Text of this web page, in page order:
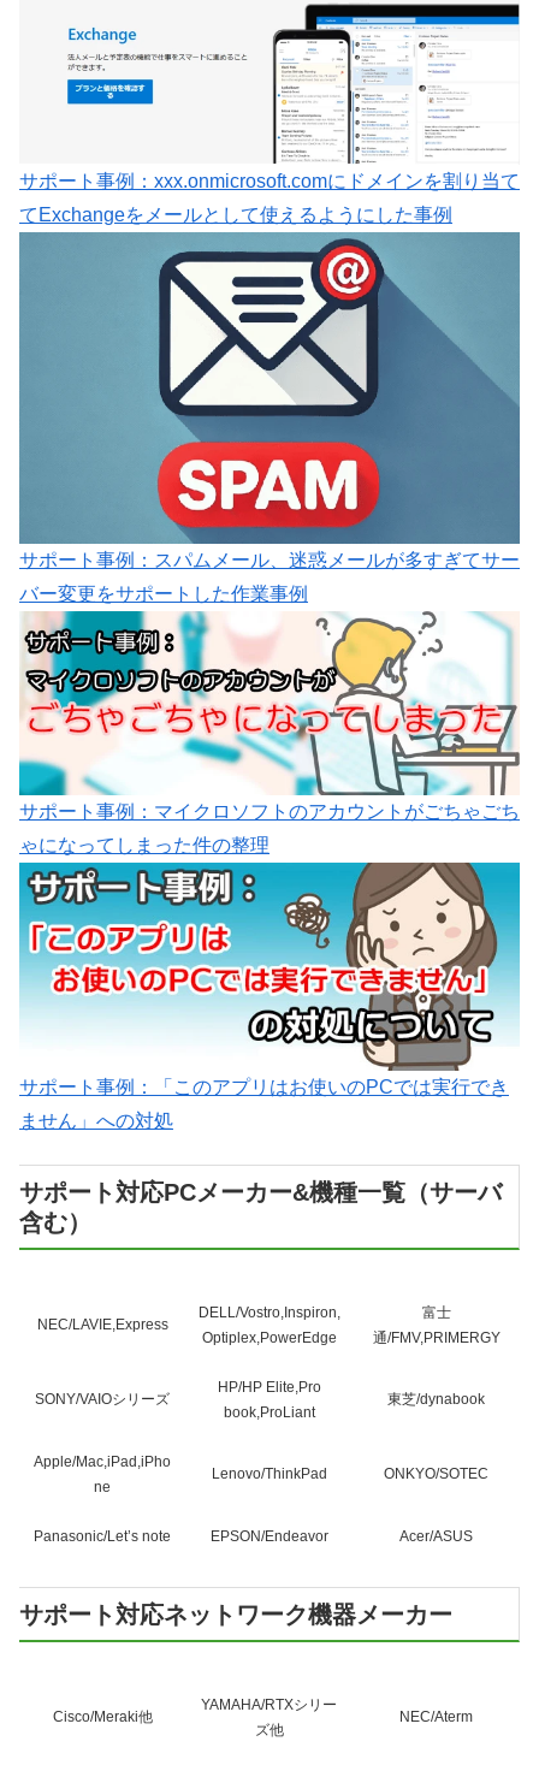
サポート事例：xxx.onmicrosoft.comにドメインを割り当て
てExchangeをメールとして使えるようにした事例
サポート事例：スパムメール、迷惑メールが多すぎてサー
バー変更をサポートした作業事例
サポート事例：マイクロソフトのアカウントがごちゃごち
ゃになってしまった件の整理
サポート事例：「このアプリはお使いのPCでは実行でき
ません」への対処
サポート対応PCメーカー&機種一覧（サーバ
含む）
NEC/LAVIE,Express
DELL/Vostro,Inspiron,
Optiplex,PowerEdge
富士
通/FMV,PRIMERGY
SONY/VAIOシリーズ
HP/HP Elite,Pro
book,ProLiant
東芝/dynabook
Apple/Mac,iPad,iPho
ne
Lenovo/ThinkPad ONKYO/SOTEC
Panasonic/Let’s note EPSON/Endeavor Acer/ASUS
サポート対応ネットワーク機器メーカー
Cisco/Meraki他
YAMAHA/RTXシリー
ズ他
NEC/Aterm